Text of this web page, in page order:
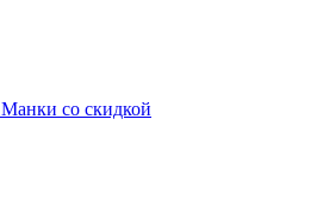
Манки со скидкой